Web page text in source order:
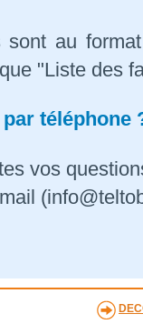
sont au
"Liste des
téléphone
vos